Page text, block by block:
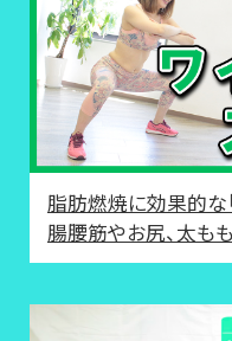
脂肪燃焼に効果的な「
腸腰筋やお尻、太も